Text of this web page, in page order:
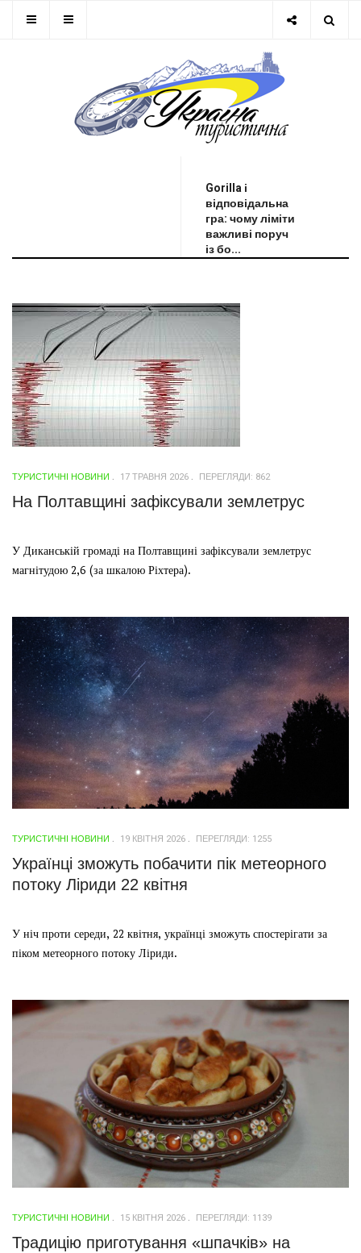
Gorilla і
відповідальна
гра: чому ліміти
важливі поруч
із бо...
ТУРИСТИЧНІ НОВИНИ 17 ТРАВНЯ 2026 ПЕРЕГЛЯДИ: 862
На Полтавщині зафіксували землетрус
У Диканській громаді на Полтавщині зафіксували землетрус
магнітудою 2,6 (за шкалою Ріхтера).
ТУРИСТИЧНІ НОВИНИ 19 КВІТНЯ 2026 ПЕРЕГЛЯДИ: 1255
Українці зможуть побачити пік метеорного
потоку Ліриди 22 квітня
У ніч проти середи, 22 квітня, українці зможуть спостерігати за
піком метеорного потоку Ліриди.
ТУРИСТИЧНІ НОВИНИ 15 КВІТНЯ 2026 ПЕРЕГЛЯДИ: 1139
Традицію приготування «шпачків» на